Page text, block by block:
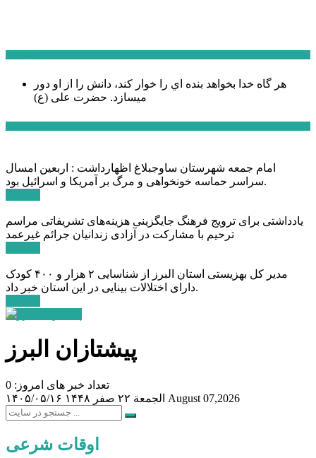
هر گاه خدا بخواهد بنده اي را خوار كند، دانش را از او دور
میسازد. حضرت علی (ع)
امام جمعه شهرستان ساوجبلاغ اظهارداشت : اربعین امسال
سراسر حماسه خونخواهی و مرگ بر آمریکا و اسرائیل بود.
یادداشتی برای ترویج فرهنگ جایگزینی هزینه‌های تشریفاتی مراسم
ترحیم با مشارکت در آزادی زندانیان جرائم غیرعمد
مدیر کل بهزیستی استان البرز از شناسایی ۲ هزار و ۴۰۰ کودک
دارای اختلالات بینایی در این استان خبر داد.
پیشتازان البرز
تعداد خبر های امروز: 0
۱۴۰۵/۰۵/۱۶
الجمعة ۲۲ صفر ۱۴۴۸ August 07,2026
اوقات شرعی